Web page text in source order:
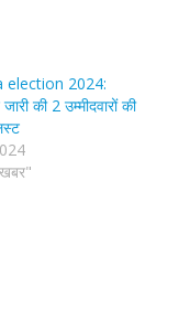
election 2024:
की 2 उम्मीदवारों की